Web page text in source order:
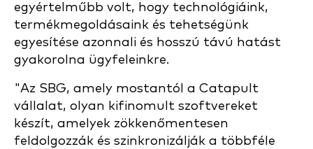
egyértelműbb volt, hogy technológiáink,
termékmegoldásaink és tehetségünk
egyesítése azonnali és hosszú távú hatást
gyakorolna ügyfeleinkre.
"Az SBG, amely mostantól a Catapult
vállalat, olyan kifinomult szoftvereket
készít, amelyek zökkenőmentesen
feldolgozzák és szinkronizálják a többféle